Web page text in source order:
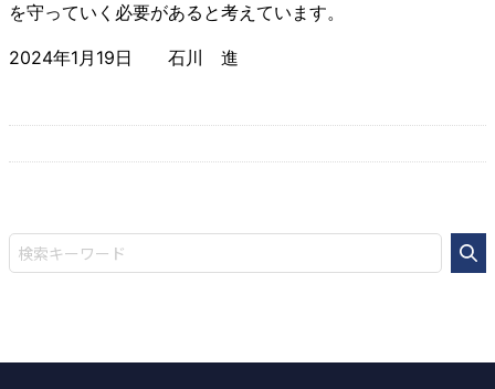
を守っていく必要があると考えています。
2024年1月19日 石川 進